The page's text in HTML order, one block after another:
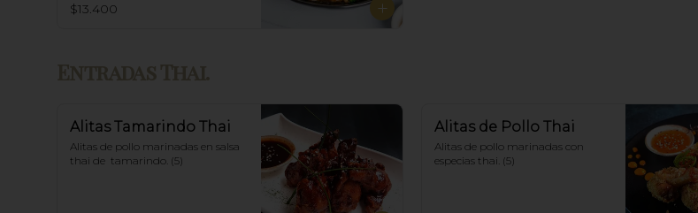
$13.400
Entradas Thai.
Alitas Tamarindo Thai
Alitas de pollo marinadas en salsa
thai de  tamarindo. (5)
Alitas de Pollo Thai
Alitas de pollo marinadas con
especias thai. (5)